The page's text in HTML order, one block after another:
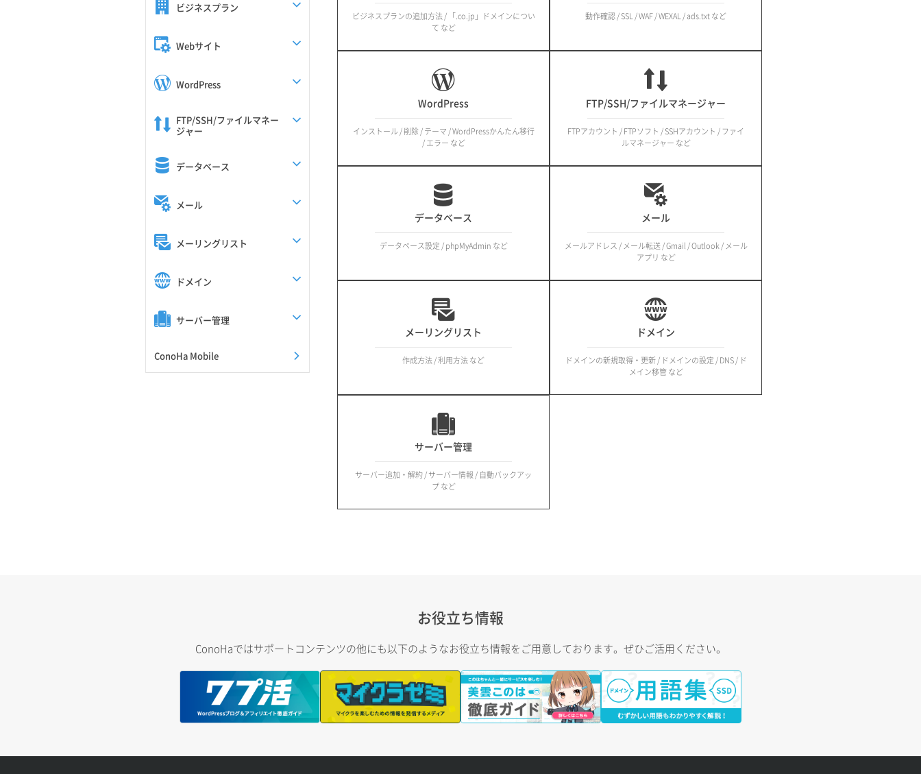
ビジネスプラン
Webサイト
WordPress
FTP/SSH/ファイルマネー
ジャー
データベース
メール
メーリングリスト
ドメイン
サーバー管理
ConoHa Mobile
ビジネスプランの追加方法 / 「.co.jp」ドメインについ
て など
動作確認 / SSL / WAF / WEXAL / ads.txt など
WordPress
インストール / 削除 / テーマ / WordPressかんたん移行
/ エラー など
FTP/SSH/ファイルマネージャー
FTPアカウント / FTPソフト / SSHアカウント / ファイ
ルマネージャー など
データベース
データベース設定 / phpMyAdmin など
メール
メールアドレス / メール転送 / Gmail / Outlook / メール
アプリ など
メーリングリスト
作成方法 / 利用方法 など
ドメイン
ドメインの新規取得・更新 / ドメインの設定 / DNS / ド
メイン移管 など
サーバー管理
サーバー追加・解約 / サーバー情報 / 自動バックアッ
プ など
お役立ち情報
ConoHaではサポートコンテンツの他にも以下のようなお役立ち情報をご用意しております。ぜひご活用ください。